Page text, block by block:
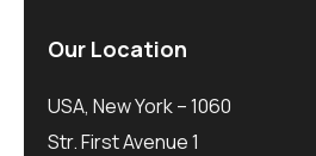
Our Location
USA, New York – 1060
Str. First Avenue 1